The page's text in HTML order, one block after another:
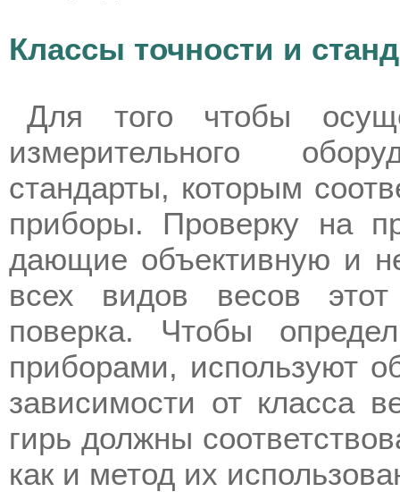
Классы точности и
Для того чтобы
измерительного
стандарты, которым
приборы. Проверку на
дающие объективную и
всех видов весов
поверка. Чтобы
приборами, используют
зависимости от класса
гирь должны
как и метод их